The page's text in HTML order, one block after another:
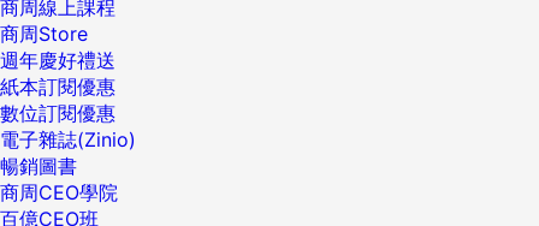
商周線上課程
商周Store
週年慶好禮送
紙本訂閱優惠
數位訂閱優惠
電子雜誌(Zinio)
暢銷圖書
商周CEO學院
百億CEO班